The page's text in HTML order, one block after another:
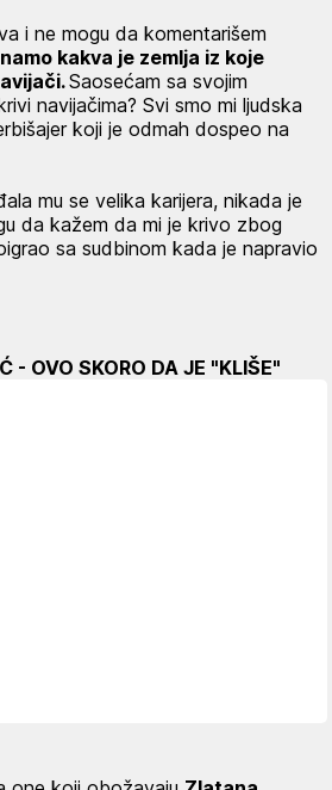
i ne mogu da komentarišem
kakva je zemlja iz koje
Saosećam sa svojim
navijačima? Svi smo mi ljudska
koji je odmah dospeo na
mu se velika karijera, nikada je
da kažem da mi je krivo zbog
sa sudbinom kada je napravio
- OVO SKORO DA JE "KLIŠE"